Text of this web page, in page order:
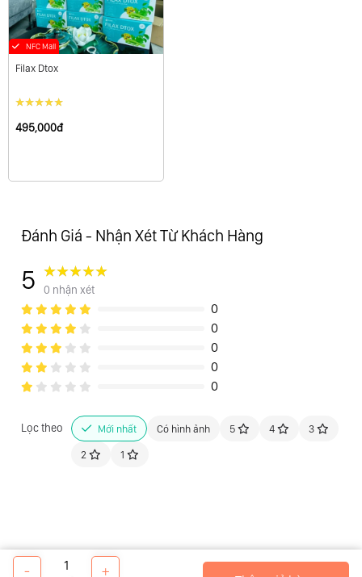
NFC Mall
Filax Dtox
495,000đ
Đánh Giá - Nhận Xét Từ Khách Hàng
5 0 nhận xét
0
0
0
0
0
Lọc theo Mới nhất Có hình ảnh 5 4 3
2 1
- 1 +